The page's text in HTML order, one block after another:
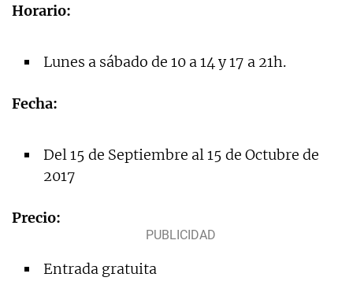
Horario:
Lunes a sábado de 10 a 14 y 17 a 21h.
Fecha:
Del 15 de Septiembre al 15 de Octubre de
2017
Precio:
Entrada gratuita